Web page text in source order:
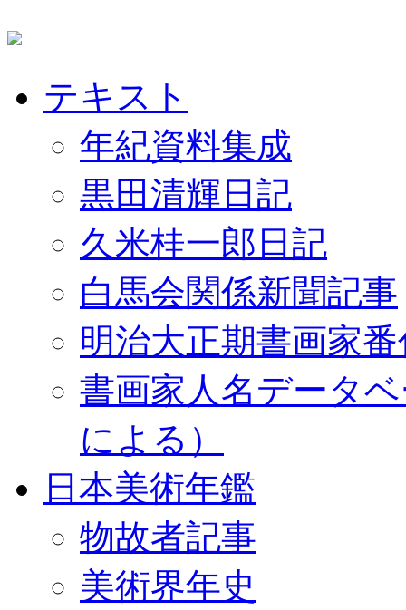
テキスト
年紀資料集成
黒田清輝日記
久米桂一郎日記
白馬会関係新聞記事
明治大正期書画家
書画家人名データ
による）
日本美術年鑑
物故者記事
美術界年史